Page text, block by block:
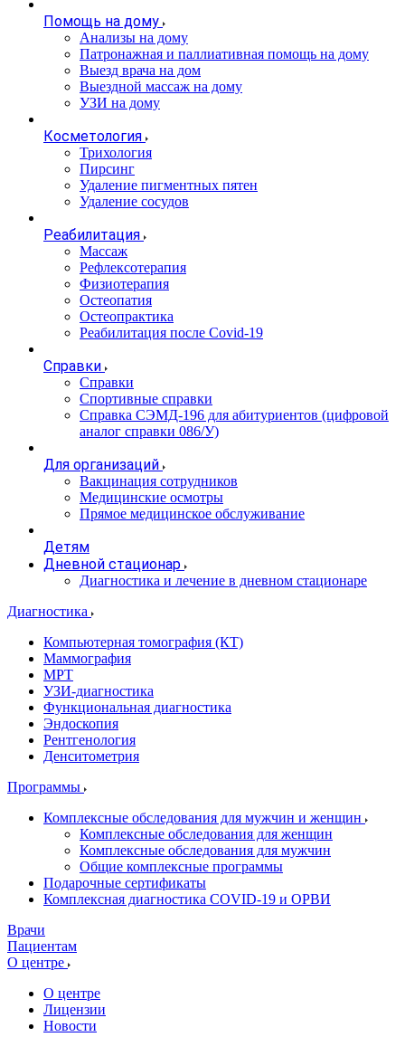
Помощь на дому
Анализы на дому
Патронажная и паллиативная помощь на дому
Выезд врача на дом
Выездной массаж на дому
УЗИ на дому
Косметология
Трихология
Пирсинг
Удаление пигментных пятен
Удаление сосудов
Реабилитация
Массаж
Рефлексотерапия
Физиотерапия
Остеопатия
Остеопрактика
Реабилитация после Covid-19
Справки
Справки
Спортивные справки
Справка СЭМД‑196 для абитуриентов (цифровой
аналог справки 086/У)
Для организаций
Вакцинация сотрудников
Медицинские осмотры
Прямое медицинское обслуживание
Детям
Дневной стационар
Диагностика и лечение в дневном стационаре
Диагностика
Компьютерная томография (КТ)
Маммография
МРТ
УЗИ-диагностика
Функциональная диагностика
Эндоскопия
Рентгенология
Денситометрия
Программы
Комплексные обследования для мужчин и женщин
Комплексные обследования для женщин
Комплексные обследования для мужчин
Общие комплексные программы
Подарочные сертификаты
Комплексная диагностика COVID-19 и ОРВИ
Врачи
Пациентам
О центре
О центре
Лицензии
Новости